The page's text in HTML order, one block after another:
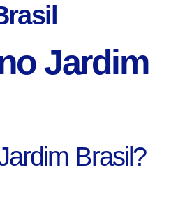
Jardim
Brasil?